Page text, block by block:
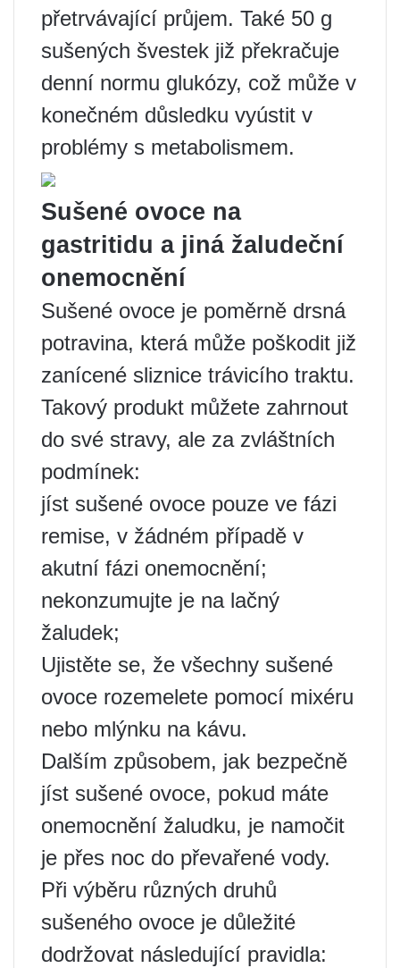
přetrvávající průjem. Také 50 g
sušených švestek již překračuje
denní normu glukózy, což může v
konečném důsledku vyústit v
problémy s metabolismem.
Sušené ovoce na
gastritidu a jiná žaludeční
onemocnění
Sušené ovoce je poměrně drsná
potravina, která může poškodit již
zanícené sliznice trávicího traktu.
Takový produkt můžete zahrnout
do své stravy, ale za zvláštních
podmínek:
jíst sušené ovoce pouze ve fázi
remise, v žádném případě v
akutní fázi onemocnění;
nekonzumujte je na lačný
žaludek;
Ujistěte se, že všechny sušené
ovoce rozemelete pomocí mixéru
nebo mlýnku na kávu.
Dalším způsobem, jak bezpečně
jíst sušené ovoce, pokud máte
onemocnění žaludku, je namočit
je přes noc do převařené vody.
Při výběru různých druhů
sušeného ovoce je důležité
dodržovat následující pravidla: